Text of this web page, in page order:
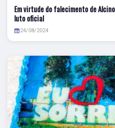
Em virtude do falecimento de
luto oficial
24/08/2024